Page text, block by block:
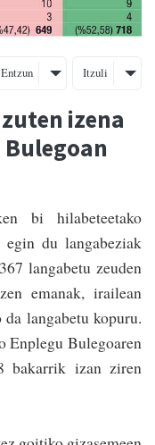
Entzun Itzuli
izena
bi hilabe­te­etako
du langabeziak
langabetu zeuden
emanak, irailean
langabetu kopuru.
Enplegu Bulegoaren
bakarrik izan ziren